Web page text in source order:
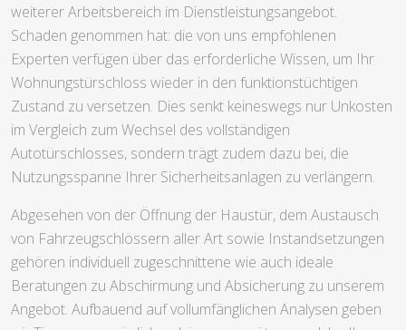
weiterer Arbeitsbereich im Dienstleistungsangebot.
Schaden genommen hat: die von uns empfohlenen
Experten verfügen über das erforderliche Wissen, um Ihr
Wohnungstürschloss wieder in den funktionstüchtigen
Zustand zu versetzen. Dies senkt keineswegs nur Unkosten
im Vergleich zum Wechsel des vollständigen
Autotürschlosses, sondern trägt zudem dazu bei, die
Nutzungsspanne Ihrer Sicherheitsanlagen zu verlängern.
Abgesehen von der Öffnung der Haustür, dem Austausch
von Fahrzeugschlössern aller Art sowie Instandsetzungen
gehören individuell zugeschnittene wie auch ideale
Beratungen zu Abschirmung und Absicherung zu unserem
Angebot. Aufbauend auf vollumfänglichen Analysen geben